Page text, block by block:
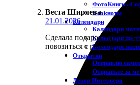
ФотоКниги
Блокноты
Календари
Календари
Календари
Календари
Открытки
Отправлю
Отправьте за
Декор Интерьера
Веста Ширяева :
21.01.2026
Сделала подарок маме —
повозиться с редактором.